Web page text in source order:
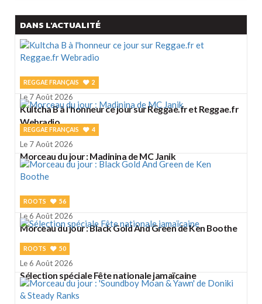
DANS L'ACTUALITÉ
REGGAE FRANÇAIS 2
Le 7 Août 2026
Kultcha B à l'honneur ce jour sur Reggae.fr et Reggae.fr
Webradio
REGGAE FRANÇAIS 4
Le 7 Août 2026
Morceau du jour : Madinina de MC Janik
ROOTS 56
Le 6 Août 2026
Morceau du jour : Black Gold And Green de Ken Boothe
ROOTS 50
Le 6 Août 2026
Sélection spéciale Fête nationale jamaïcaine